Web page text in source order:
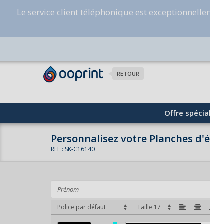
Le service client téléphonique est
RETOUR
Offre
Personnalisez votre Planches
REF : SK-C16140
Police par défaut